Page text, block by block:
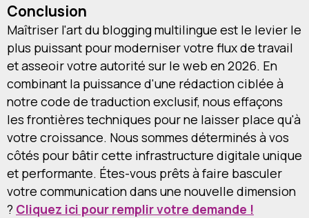
Conclusion
Maîtriser l'art du blogging multilingue est le levier le
plus puissant pour moderniser votre flux de travail
et asseoir votre autorité sur le web en 2026. En
combinant la puissance d'une rédaction ciblée à
notre code de traduction exclusif, nous effaçons
les frontières techniques pour ne laisser place qu'à
votre croissance. Nous sommes déterminés à vos
côtés pour bâtir cette infrastructure digitale unique
et performante. Étes-vous prêts à faire basculer
votre communication dans une nouvelle dimension
? Cliquez ici pour remplir votre demande !